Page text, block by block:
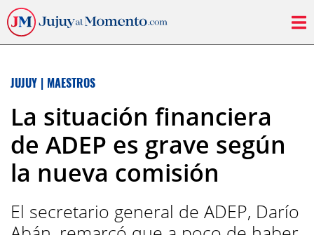
JUJUY | MAESTROS
La situación financiera
de ADEP es grave según
la nueva comisión
El secretario general de ADEP, Darío